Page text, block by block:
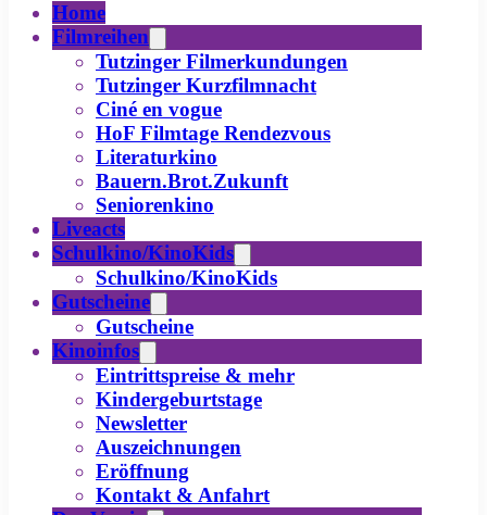
Home
Filmreihen
Tutzinger Filmerkundungen
Tutzinger Kurzfilmnacht
Ciné en vogue
HoF Filmtage Rendezvous
Literaturkino
Bauern.Brot.Zukunft
Seniorenkino
Liveacts
Schulkino/KinoKids
Schulkino/KinoKids
Gutscheine
Gutscheine
Kinoinfos
Eintrittspreise & mehr
Kindergeburtstage
Newsletter
Auszeichnungen
Eröffnung
Kontakt & Anfahrt